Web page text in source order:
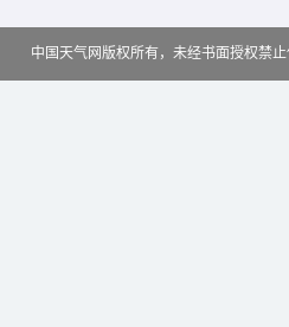
中国天气网版权所有，未经书面授权